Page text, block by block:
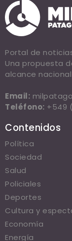
Portal de
Una propuesta
alcance
Email:
Teléfono: +549
Contenidos
Política
Sociedad
Salud
Policiales
Deportes
Cultura y
Economía
Energía